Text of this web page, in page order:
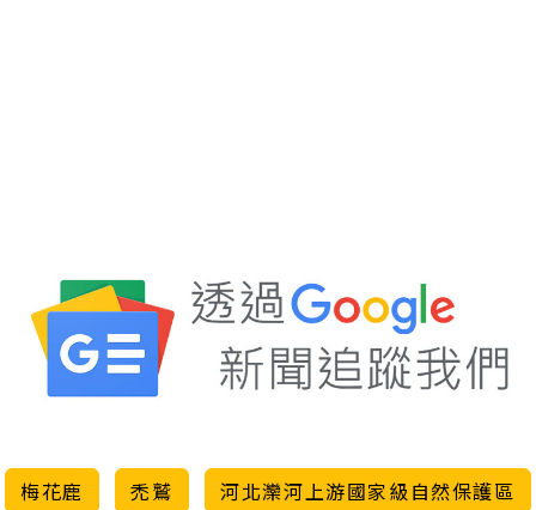
梅花鹿 禿鷲
河北灤河上游國家級自然保護區